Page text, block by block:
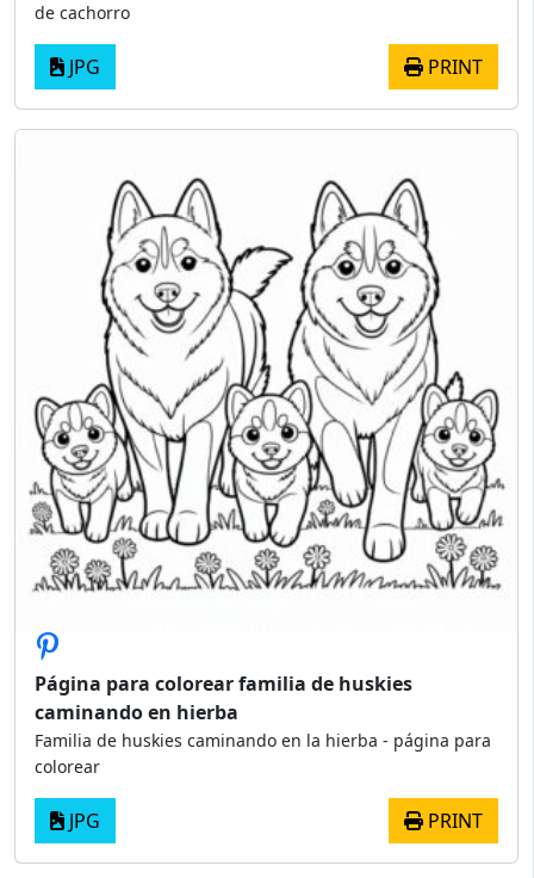
de cachorro
JPG PRINT
Página para colorear familia de huskies
caminando en hierba
Familia de huskies caminando en la hierba - página para
colorear
JPG PRINT